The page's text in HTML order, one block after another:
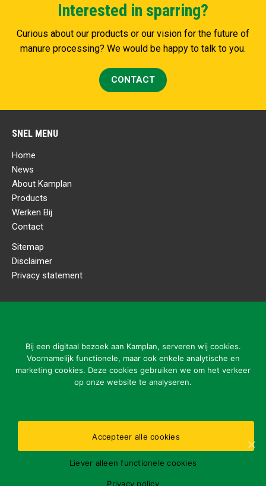
Interested in sparring?
Curious about our products or our vision for the future of
manure processing? We would be happy to talk to you.
CONTACT
SNEL MENU
Home
News
About Kamplan
Products
Werken Bij
Contact
Sitemap
Disclaimer
Privacy statement
5281 RN Boxtel
Tel: 31 (0)411-615700
info@kamplan.com
Office opening hours:
ma-vr 7.00-16.00 uur
Please report malfunctions outside opening hours via
Bij een digitaal bezoek aan Kamplan, serveren wij cookies.
Voornamelijk functionele, maar ook enkele analytische en
marketing cookies. Deze cookies gebruiken we om het verkeer
op onze website te analyseren.
Accepteer alle cookies
Liever alleen functionele cookies
Privacy policy